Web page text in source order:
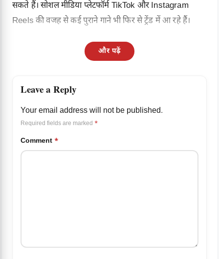
सकते हैं। सोशल मीडिया प्लेटफॉर्म TikTok और Instagram
Reels की वजह से कई पुराने गाने भी फिर से ट्रेंड में आ रहे हैं।
और पढ़ें
Leave a Reply
Your email address will not be published.
Required fields are marked *
Comment *